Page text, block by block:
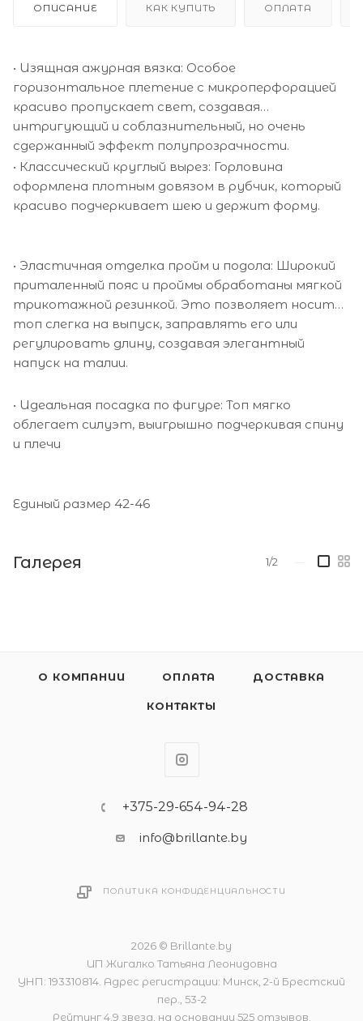
ОПИСАНИЕ КАК КУПИТЬ ОПЛАТА
• Изящная ажурная вязка: Особое
горизонтальное плетение с микроперфорацией
красиво пропускает свет, создавая
интригующий и соблазнительный, но очень
сдержанный эффект полупрозрачности.
• Классический круглый вырез: Горловина
оформлена плотным довязом в рубчик, который
красиво подчеркивает шею и держит форму.
• Эластичная отделка пройм и подола: Широкий
приталенный пояс и проймы обработаны мягкой
трикотажной резинкой. Это позволяет носить
топ слегка на выпуск, заправлять его или
регулировать длину, создавая элегантный
напуск на талии.
• Идеальная посадка по фигуре: Топ мягко
облегает силуэт, выигрышно подчеркивая спину
и плечи
Единый размер 42-46
Галерея 1/2
О КОМПАНИИ ОПЛАТА ДОСТАВКА
КОНТАКТЫ
+375-29-654-94-28
info@brillante.by
ПОЛИТИКА КОНФИДЕНЦИАЛЬНОСТИ
2026 © Brillante.by
ИП Жигалко Татьяна Леонидовна
УНП: 193310814. Адрес регистрации: Минск, 2-й Брестский
пер., 53-2
Рейтинг 4.9 звезд, на основании 525 отзывов.